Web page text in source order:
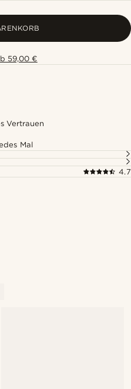
59,00 €
Vertrauen
Mal
4.7